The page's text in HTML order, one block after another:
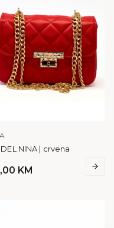
NINA | crvena
KM